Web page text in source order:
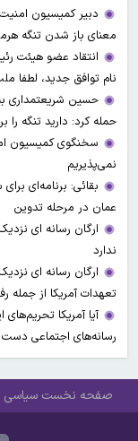
دبیر کمیسیون
معنای باز شدن تنگه
انتقاد عضو هیئت
نام توافق جدید، لطفا
حسین شریعتمداری
حمله کرد: دارید تنگه را
سخنگوی کمیسیون
نمی‌پذیریم
بقائی: برنامه‌ای
عمان در مرحله تدوین
ارگان رسانه ای
ندارد
ارگان رسانه ای
تعهدات آمریکا از جمله
آیا آمریکا
رسانه‌های اجتماعی
صفحه نخست سیاسی